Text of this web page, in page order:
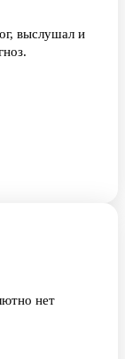
выслушал и
нет